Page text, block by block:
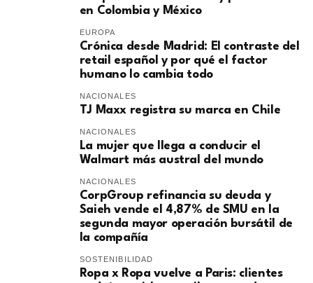
en Colombia y México
EUROPA
​Crónica desde Madrid: El contraste del
retail español y por qué el factor
humano lo cambia todo
NACIONALES
TJ Maxx registra su marca en Chile
NACIONALES
La mujer que llega a conducir el
Walmart más austral del mundo
NACIONALES
CorpGroup refinancia su deuda y
Saieh vende el 4,87% de SMU en la
segunda mayor operación bursátil de
la compañía
SOSTENIBILIDAD
Ropa x Ropa vuelve a Paris: clientes